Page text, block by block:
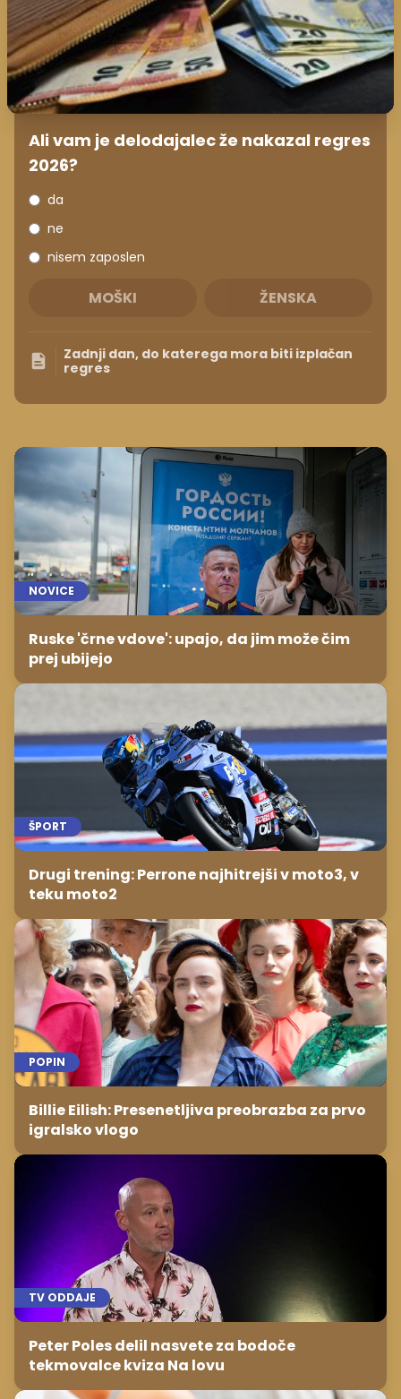
Ali vam je delodajalec že nakazal regres
2026?
da
ne
nisem zaposlen
MOŠKI ŽENSKA
Zadnji dan, do katerega mora biti izplačan
regres
NOVICE
Ruske 'črne vdove': upajo, da jim može čim
prej ubijejo
ŠPORT
Drugi trening: Perrone najhitrejši v moto3, v
teku moto2
POPIN
Billie Eilish: Presenetljiva preobrazba za prvo
igralsko vlogo
TV ODDAJE
Peter Poles delil nasvete za bodoče
tekmovalce kviza Na lovu